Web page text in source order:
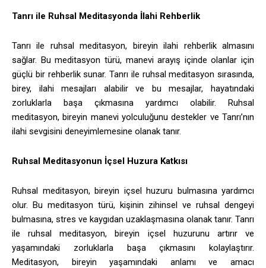
Tanrı ile Ruhsal Meditasyonda İlahi Rehberlik
Tanrı ile ruhsal meditasyon, bireyin ilahi rehberlik almasını
sağlar. Bu meditasyon türü, manevi arayış içinde olanlar için
güçlü bir rehberlik sunar. Tanrı ile ruhsal meditasyon sırasında,
birey, ilahi mesajları alabilir ve bu mesajlar, hayatındaki
zorluklarla başa çıkmasına yardımcı olabilir. Ruhsal
meditasyon, bireyin manevi yolculuğunu destekler ve Tanrı’nın
ilahi sevgisini deneyimlemesine olanak tanır.
Ruhsal Meditasyonun İçsel Huzura Katkısı
Ruhsal meditasyon, bireyin içsel huzuru bulmasına yardımcı
olur. Bu meditasyon türü, kişinin zihinsel ve ruhsal dengeyi
bulmasına, stres ve kaygıdan uzaklaşmasına olanak tanır. Tanrı
ile ruhsal meditasyon, bireyin içsel huzurunu artırır ve
yaşamındaki zorluklarla başa çıkmasını kolaylaştırır.
Meditasyon, bireyin yaşamındaki anlamı ve amacı